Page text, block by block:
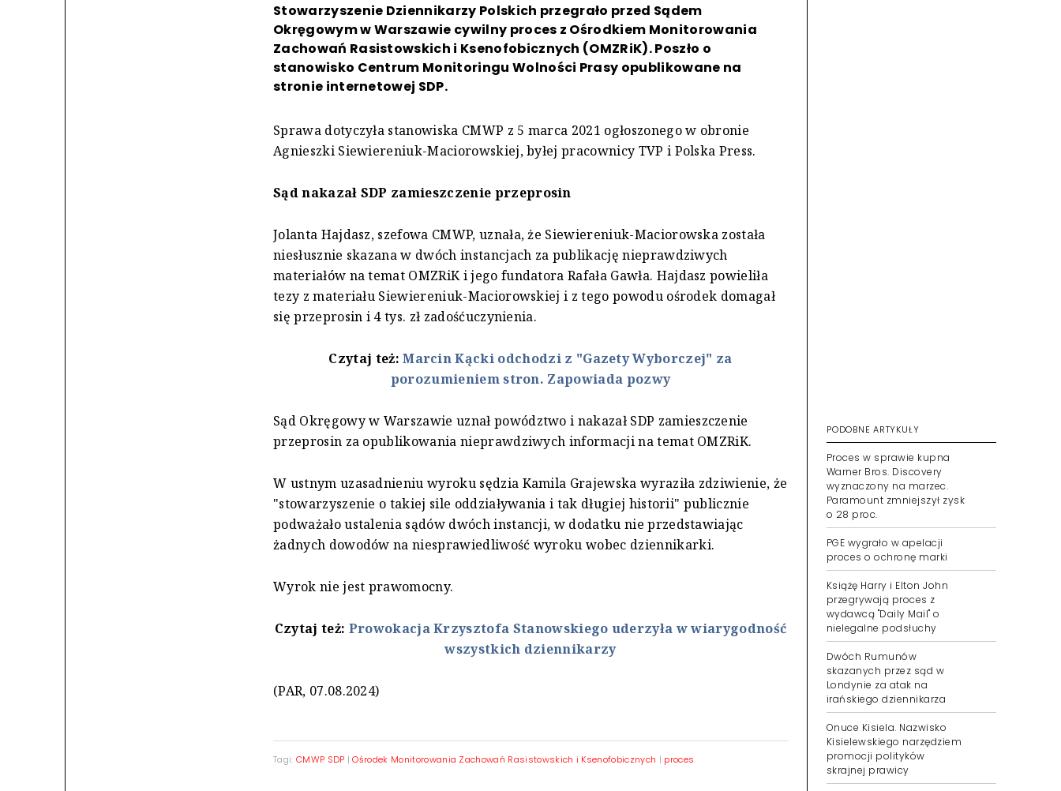
Stowarzyszenie Dziennikarzy Polskich przegrało przed Sądem
Okręgowym w Warszawie cywilny proces z Ośrodkiem Monitorowania
Zachowań Rasistowskich i Ksenofobicznych (OMZRiK). Poszło o
stanowisko Centrum Monitoringu Wolności Prasy opublikowane na
stronie internetowej SDP.
Sprawa dotyczyła stanowiska CMWP z 5 marca 2021 ogłoszonego w obronie
Agnieszki Siewiereniuk-Maciorowskiej, byłej pracownicy TVP i Polska Press.
Sąd nakazał SDP zamieszczenie przeprosin
Jolanta Hajdasz, szefowa CMWP, uznała, że Siewiereniuk-Maciorowska została
niesłusznie skazana w dwóch instancjach za publikację nieprawdziwych
materiałów na temat OMZRiK i jego fundatora Rafała Gawła. Hajdasz powieliła
tezy z materiału Siewiereniuk-Maciorowskiej i z tego powodu ośrodek domagał
się przeprosin i 4 tys. zł zadośćuczynienia.
Czytaj też:Marcin Kącki odchodzi z "Gazety Wyborczej" za
porozumieniem stron. Zapowiada pozwy
Sąd Okręgowy w Warszawie uznał powództwo i nakazał SDP zamieszczenie
przeprosin za opublikowania nieprawdziwych informacji na temat OMZRiK.
W ustnym uzasadnieniu wyroku sędzia Kamila Grajewska wyraziła zdziwienie, że
"stowarzyszenie o takiej sile oddziaływania i tak długiej historii" publicznie
podważało ustalenia sądów dwóch instancji, w dodatku nie przedstawiając
żadnych dowodów na niesprawiedliwość wyroku wobec dziennikarki.
Wyrok nie jest prawomocny.
Czytaj też: Prowokacja Krzysztofa Stanowskiego uderzyła w wiarygodność
wszystkich dziennikarzy
(PAR, 07.08.2024)
Tagi: CMWP SDP |Ośrodek Monitorowania Zachowań Rasistowskich i Ksenofobicznych | proces
PODOBNE ARTYKUŁY
Proces w sprawie kupna
Warner Bros. Discovery
wyznaczony na marzec.
Paramount zmniejszył zysk
o 28 proc.
PGE wygrało w apelacji
proces o ochronę marki
Książę Harry i Elton John
przegrywają proces z
wydawcą "Daily Mail" o
nielegalne podsłuchy
Dwóch Rumunów
skazanych przez sąd w
Londynie za atak na
irańskiego dziennikarza
Onuce Kisiela. Nazwisko
Kisielewskiego narzędziem
promocji polityków
skrajnej prawicy